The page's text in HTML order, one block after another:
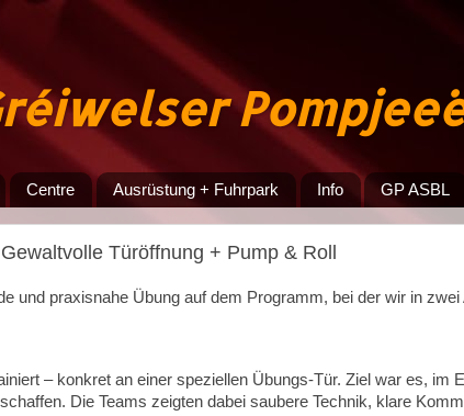
Centre Ausrüstung + Fuhrpark Info GP ASBL
Türöffnung + Pump & Roll
und praxisnahe Übung auf dem Programm, bei der wir in
– konkret an einer speziellen Übungs-Tür. Ziel war es, im
Die Teams zeigten dabei saubere Technik, klare